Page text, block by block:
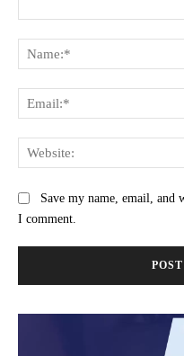
Save my name, email, and
I comment.